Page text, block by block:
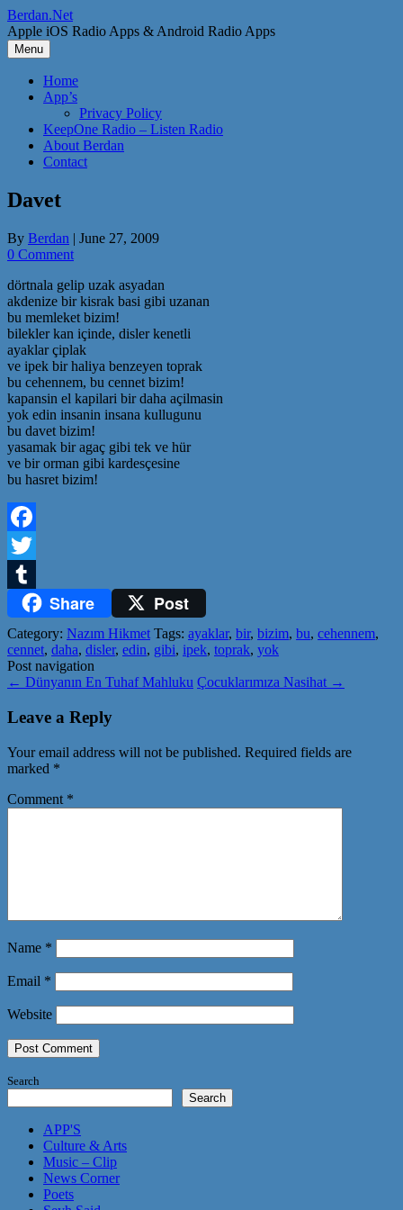
Skip
to
content
Berdan.Net
Apple iOS Radio Apps & Android Radio Apps
Menu
Home
App’s
Privacy Policy
KeepOne Radio – Listen Radio
About Berdan
Contact
Davet
By Berdan | June 27, 2009
0 Comment
dörtnala gelip uzak asyadan
akdenize bir kisrak basi gibi uzanan
bu memleket bizim!
bilekler kan içinde, disler kenetli
ayaklar çiplak
ve ipek bir haliya benzeyen toprak
bu cehennem, bu cennet bizim!
kapansin el kapilari bir daha açilmasin
yok edin insanin insana kullugunu
bu davet bizim!
yasamak bir agaç gibi tek ve hür
ve bir orman gibi kardesçesine
bu hasret bizim!
Facebook
Twitter
Tumblr Share Post
Category: Nazım Hikmet Tags: ayaklar, bir, bizim, bu, cehennem,
cennet, daha, disler, edin, gibi, ipek, toprak, yok
Post navigation
← Dünyanın En Tuhaf Mahluku Çocuklarımıza Nasihat →
Leave a Reply
Your email address will not be published. Required fields are
marked *
Comment *
Name *
Email *
Website
Search
Search
APP'S
Culture & Arts
Music – Clip
News Corner
Poets